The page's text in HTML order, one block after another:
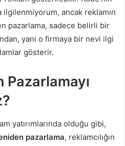
ilgilenmiyorum, ancak reklamın
pazarlama, sadece belirli bir
yani o firmaya bir nevi ilgi
gösterir.
Pazarlamayı
yatırımlarında olduğu gibi,
pazarlama, reklamcılığın